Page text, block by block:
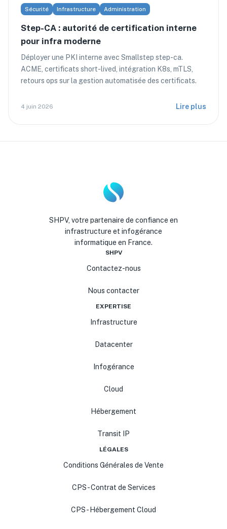
Sécurité Infrastructure Administration
Step-CA : autorité de certification interne
pour infra moderne
Déployer une PKI interne avec Smallstep step-ca.
ACME, certificats short-lived, intégration K8s, mTLS,
retours ops sur la gestion automatisée des certificats.
4 juin 2026 Lire plus
SHPV, votre partenaire de confiance en
infrastructure et infogérance
informatique en France.
SHPV
Contactez-nous
Nous contacter
EXPERTISE
Infrastructure
Datacenter
Infogérance
Cloud
Hébergement
Transit IP
LÉGALES
Conditions Générales de Vente
CPS - Contrat de Services
CPS - Hébergement Cloud